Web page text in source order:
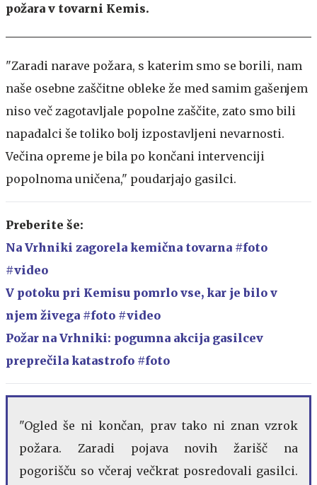
požara v tovarni Kemis.
"Zaradi narave požara, s katerim smo se borili, nam
naše osebne zaščitne obleke že med samim gašenjem
niso več zagotavljale popolne zaščite, zato smo bili
napadalci še toliko bolj izpostavljeni nevarnosti.
Večina opreme je bila po končani intervenciji
popolnoma uničena," poudarjajo gasilci.
Preberite še:
Na Vrhniki zagorela kemična tovarna #foto
#video
V potoku pri Kemisu pomrlo vse, kar je bilo v
njem živega #foto #video
Požar na Vrhniki: pogumna akcija gasilcev
preprečila katastrofo #foto
"Ogled še ni končan, prav tako ni znan vzrok
požara. Zaradi pojava novih žarišč na
pogorišču so včeraj večkrat posredovali gasilci.